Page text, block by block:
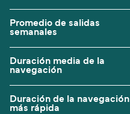
Promedio de salidas
semanales
Duración media de la
navegación
Duración de la navegación
más rápida